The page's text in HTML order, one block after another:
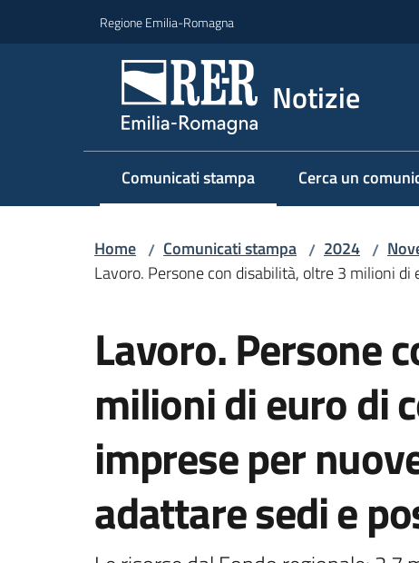
Regione Emilia-Romagna
Notizie
Comunicati stampa
Menu selezionato Cerca un
Home / Comunicati stampa / 2024 /
Lavoro. Persone con disabilità, oltre 3 milioni
Lavoro. Persone
milioni di euro di
imprese per
adattare sedi e